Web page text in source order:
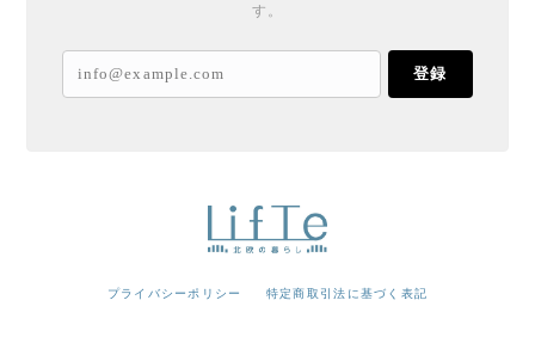
す。
登録
プライバシーポリシー 特定商取引法に基づく表記